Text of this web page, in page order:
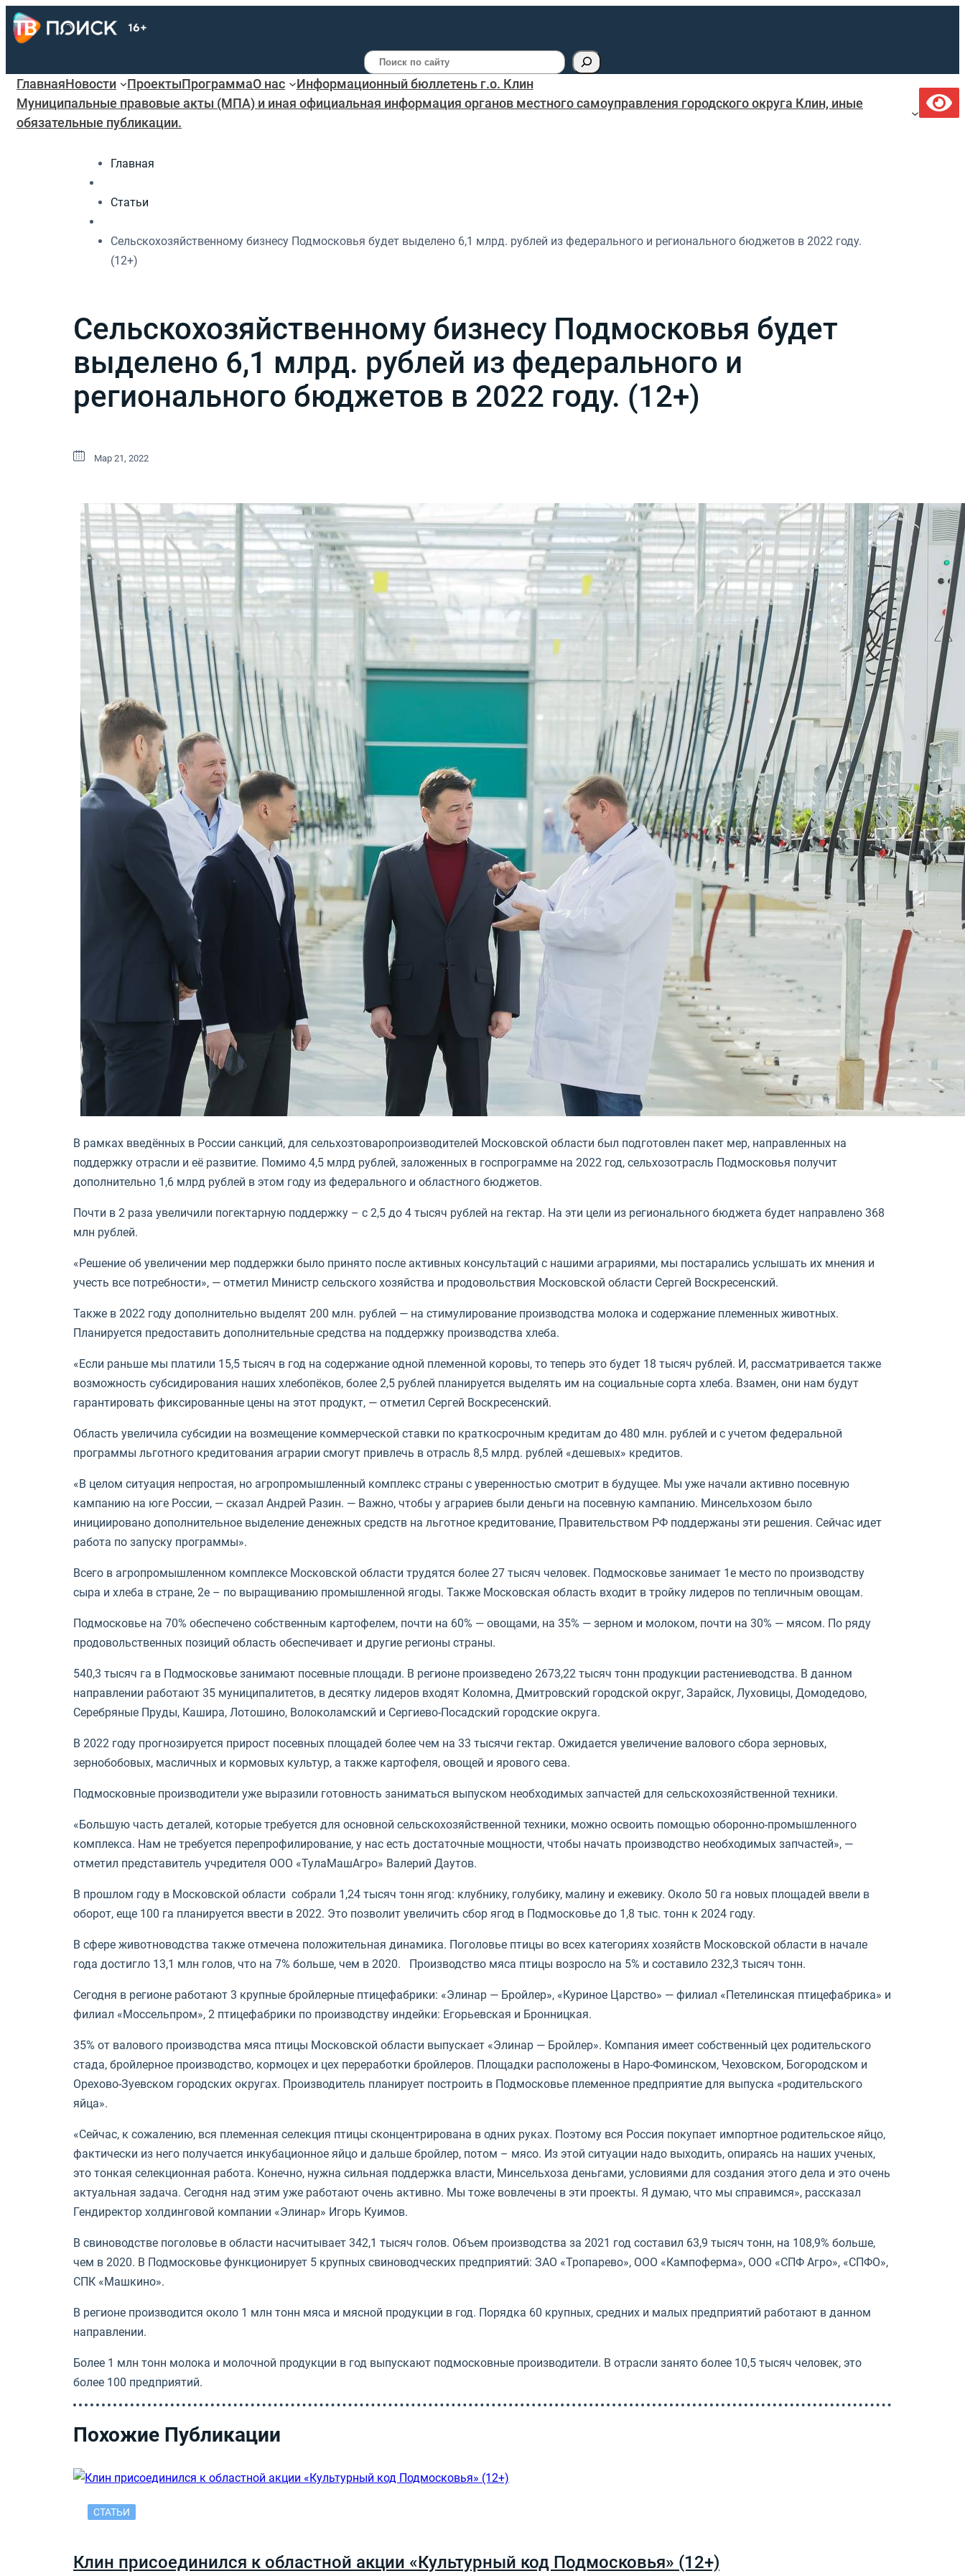
Поиск
ГлавнаяНовости ПроектыПрограммаО нас
Информационный бюллетень г.о. Клин
Муниципальные правовые акты (МПА) и иная официальная информация органов местного самоуправления городского округа Клин, иные
обязательные публикации.
Главная
Статьи
Сельскохозяйственному бизнесу Подмосковья будет выделено 6,1 млрд. рублей из федерального и регионального бюджетов в 2022 году.
(12+)
Сельскохозяйственному бизнесу Подмосковья будет
выделено 6,1 млрд. рублей из федерального и
регионального бюджетов в 2022 году. (12+)
Мар 21, 2022
В рамках введённых в России санкций, для сельхозтоваропроизводителей Московской области был подготовлен пакет мер, направленных на
поддержку отрасли и её развитие. Помимо 4,5 млрд рублей, заложенных в госпрограмме на 2022 год, сельхозотрасль Подмосковья получит
дополнительно 1,6 млрд рублей в этом году из федерального и областного бюджетов.
Почти в 2 раза увеличили погектарную поддержку – с 2,5 до 4 тысяч рублей на гектар. На эти цели из регионального бюджета будет направлено 368
млн рублей.
«Решение об увеличении мер поддержки было принято после активных консультаций с нашими аграриями, мы постарались услышать их мнения и
учесть все потребности», — отметил Министр сельского хозяйства и продовольствия Московской области Сергей Воскресенский.
Также в 2022 году дополнительно выделят 200 млн. рублей — на стимулирование производства молока и содержание племенных животных.
Планируется предоставить дополнительные средства на поддержку производства хлеба.
«Если раньше мы платили 15,5 тысяч в год на содержание одной племенной коровы, то теперь это будет 18 тысяч рублей. И, рассматривается также
возможность субсидирования наших хлебопёков, более 2,5 рублей планируется выделять им на социальные сорта хлеба. Взамен, они нам будут
гарантировать фиксированные цены на этот продукт, — отметил Сергей Воскресенский.
Область увеличила субсидии на возмещение коммерческой ставки по краткосрочным кредитам до 480 млн. рублей и с учетом федеральной
программы льготного кредитования аграрии смогут привлечь в отрасль 8,5 млрд. рублей «дешевых» кредитов.
«В целом ситуация непростая, но агропромышленный комплекс страны с уверенностью смотрит в будущее. Мы уже начали активно посевную
кампанию на юге России, — сказал Андрей Разин. — Важно, чтобы у аграриев были деньги на посевную кампанию. Минсельхозом было
инициировано дополнительное выделение денежных средств на льготное кредитование, Правительством РФ поддержаны эти решения. Сейчас идет
работа по запуску программы».
Всего в агропромышленном комплексе Московской области трудятся более 27 тысяч человек. Подмосковье занимает 1е место по производству
сыра и хлеба в стране, 2е – по выращиванию промышленной ягоды. Также Московская область входит в тройку лидеров по тепличным овощам.
Подмосковье на 70% обеспечено собственным картофелем, почти на 60% — овощами, на 35% — зерном и молоком, почти на 30% — мясом. По ряду
продовольственных позиций область обеспечивает и другие регионы страны.
540,3 тысяч га в Подмосковье занимают посевные площади. В регионе произведено 2673,22 тысяч тонн продукции растениеводства. В данном
направлении работают 35 муниципалитетов, в десятку лидеров входят Коломна, Дмитровский городской округ, Зарайск, Луховицы, Домодедово,
Серебряные Пруды, Кашира, Лотошино, Волоколамский и Сергиево-Посадский городские округа.
В 2022 году прогнозируется прирост посевных площадей более чем на 33 тысячи гектар. Ожидается увеличение валового сбора зерновых,
зернобобовых, масличных и кормовых культур, а также картофеля, овощей и ярового сева.
Подмосковные производители уже выразили готовность заниматься выпуском необходимых запчастей для сельскохозяйственной техники.
«Большую часть деталей, которые требуется для основной сельскохозяйственной техники, можно освоить помощью оборонно-промышленного
комплекса. Нам не требуется перепрофилирование, у нас есть достаточные мощности, чтобы начать производство необходимых запчастей», —
отметил представитель учредителя ООО «ТулаМашАгро» Валерий Даутов.
В прошлом году в Московской области собрали 1,24 тысяч тонн ягод: клубнику, голубику, малину и ежевику. Около 50 га новых площадей ввели в
оборот, еще 100 га планируется ввести в 2022. Это позволит увеличить сбор ягод в Подмосковье до 1,8 тыс. тонн к 2024 году.
В сфере животноводства также отмечена положительная динамика. Поголовье птицы во всех категориях хозяйств Московской области в начале
года достигло 13,1 млн голов, что на 7% больше, чем в 2020. Производство мяса птицы возросло на 5% и составило 232,3 тысяч тонн.
Сегодня в регионе работают 3 крупные бройлерные птицефабрики: «Элинар — Бройлер», «Куриное Царство» — филиал «Петелинская птицефабрика» и
филиал «Моссельпром», 2 птицефабрики по производству индейки: Егорьевская и Бронницкая.
35% от валового производства мяса птицы Московской области выпускает «Элинар — Бройлер». Компания имеет собственный цех родительского
стада, бройлерное производство, кормоцех и цех переработки бройлеров. Площадки расположены в Наро-Фоминском, Чеховском, Богородском и
Орехово-Зуевском городских округах. Производитель планирует построить в Подмосковье племенное предприятие для выпуска «родительского
яйца».
«Сейчас, к сожалению, вся племенная селекция птицы сконцентрирована в одних руках. Поэтому вся Россия покупает импортное родительское яйцо,
фактически из него получается инкубационное яйцо и дальше бройлер, потом – мясо. Из этой ситуации надо выходить, опираясь на наших ученых,
это тонкая селекционная работа. Конечно, нужна сильная поддержка власти, Минсельхоза деньгами, условиями для создания этого дела и это очень
актуальная задача. Сегодня над этим уже работают очень активно. Мы тоже вовлечены в эти проекты. Я думаю, что мы справимся», рассказал
Гендиректор холдинговой компании «Элинар» Игорь Куимов.
В свиноводстве поголовье в области насчитывает 342,1 тысяч голов. Объем производства за 2021 год составил 63,9 тысяч тонн, на 108,9% больше,
чем в 2020. В Подмосковье функционирует 5 крупных свиноводческих предприятий: ЗАО «Тропарево», ООО «Кампоферма», ООО «СПФ Агро», «СПФО»,
СПК «Машкино».
В регионе производится около 1 млн тонн мяса и мясной продукции в год. Порядка 60 крупных, средних и малых предприятий работают в данном
направлении.
Более 1 млн тонн молока и молочной продукции в год выпускают подмосковные производители. В отрасли занято более 10,5 тысяч человек, это
более 100 предприятий.
Похожие Публикации
СТАТЬИ
Клин присоединился к областной акции «Культурный код Подмосковья» (12+)